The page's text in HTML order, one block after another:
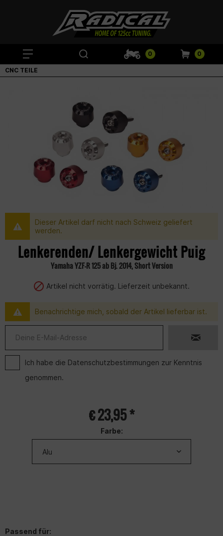
0 0
CNC TEILE
Dieser Artikel darf nicht nach Schweiz geliefert
werden.
Lenkerenden/ Lenkergewicht Puig
Yamaha YZF-R 125 ab Bj. 2014, Short Version
Artikel nicht vorrätig. Lieferzeit unbekannt.
Benachrichtige mich, sobald der Artikel lieferbar ist.
Ich habe die Datenschutzbestimmungen zur Kenntnis
genommen.
€ 23,95 *
Farbe:
Passend für: